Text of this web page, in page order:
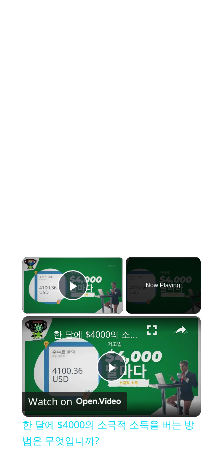
×
Play Video
Now Playing
×
P
l
한 달에 $4000의 소극적 소득을 버는 방법은 무엇입니까?
Watch on
한 달에 $4000의 소극적 소득을 버는 방
법은 무엇입니까?